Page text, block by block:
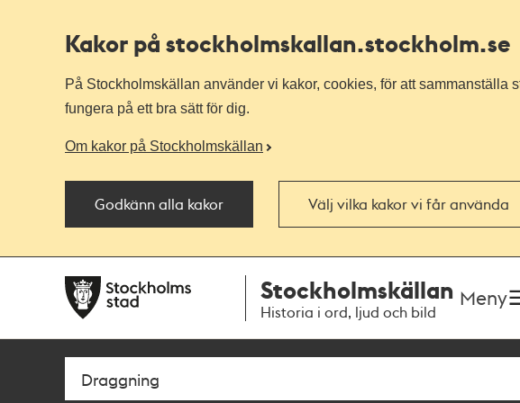
Kakor på stockholmskallan.stockholm.se
På Stockholmskällan använder vi kakor, cookies, för att sammanställa
fungera på ett bra sätt för dig.
Om kakor på Stockholmskällan
Godkänn alla kakor Välj vilka kakor vi får använda
navigationen
huvudinnehållet
Stockholmskällan
Historia i ord, ljud och bild
Meny
Sök